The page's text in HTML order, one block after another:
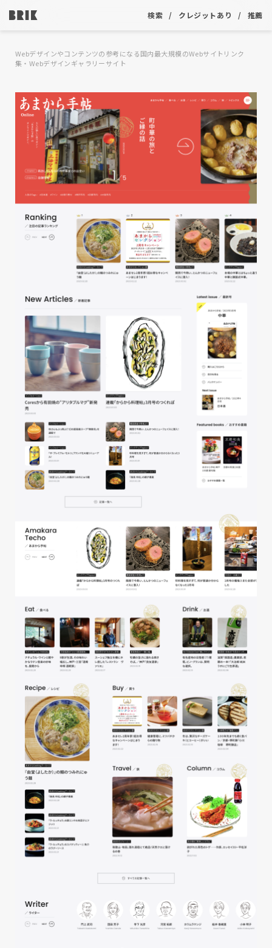
検索 クレジットあり 推薦
Webデザインやコンテンツの参考になる国内最大規模のWebサイトリンク
集・Webデザインギャラリーサイト